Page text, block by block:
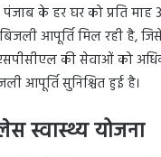
के हर घर को प्रति
आपूर्ति मिल रही है,
की सेवाओं को
आपूर्ति सुनिश्चित हुई है।
योजना